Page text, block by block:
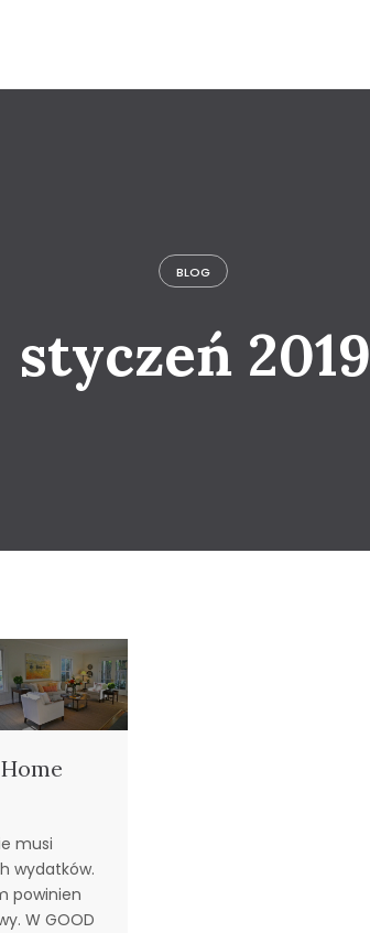
BLOG
styczeń 2019
musi
wydatków.
powinien
W GOOD